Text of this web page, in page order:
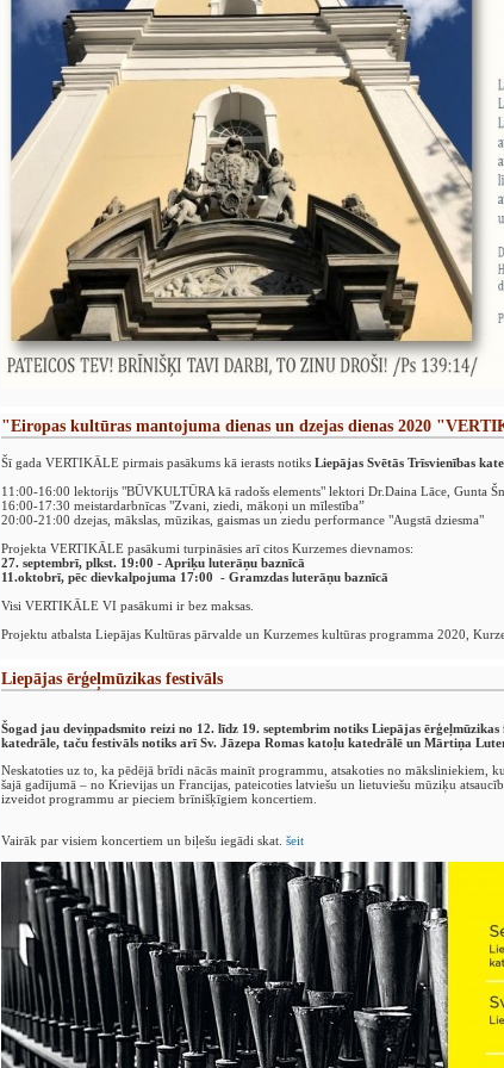
"Eiropas kultūras mantojuma dienas un dzejas dienas 2020
Šī gada VERTIKĀLE pirmais pasākums kā ierasts notiks Liepājas Svētās Trīsvienības
11:00-16:00 lektorijs "BŪVKULTŪRA kā radošs elements" lektori Dr.Daina Lāce, Gunta
16:00-17:30 meistardarbnīcas "Zvani, ziedi, mākoņi un mīlestība”
20:00-21:00 dzejas, mākslas, mūzikas, gaismas un ziedu performance "Augstā dziesma"
‍Projekta VERTIKĀLE pasākumi turpināsies arī citos Kurzemes dievnamos:
27. septembrī, plkst. 19:00 - Apriķu luterāņu baznīcā
11.oktobrī, pēc dievkalpojuma 17:00 - Gramzdas luterāņu baznīcā
Visi VERTIKĀLE VI pasākumi ir bez maksas.
‍Projektu atbalsta Liepājas Kultūras pārvalde un Kurzemes kultūras programma 2020,
Liepājas ērģeļmūzikas festivāls
Šogad jau deviņpadsmito reizi no 12. līdz 19. septembrim notiks Liepājas
katedrāle, taču festivāls notiks arī Sv. Jāzepa Romas katoļu katedrālē un Mārtiņa
Neskatoties uz to, ka pēdējā brīdi nācās mainīt programmu, atsakoties no māksliniekiem,
šajā gadījumā – no Krievijas un Francijas, pateicoties latviešu un lietuviešu mūziķu
izveidot programmu ar pieciem brīnišķīgiem koncertiem.
Vairāk par visiem koncertiem un biļešu iegādi skat. šeit